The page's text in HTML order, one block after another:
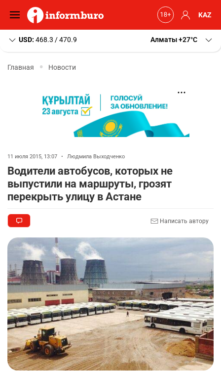
KAZ
USD: 468.3 / 470.9 Алматы+27 C
Главная Новости
11 июля 2015, 13:07 • Людмила Выходченко
Водители автобусов, которых не
выпустили на маршруты, грозят
перекрыть улицу в Астане
Написать автору